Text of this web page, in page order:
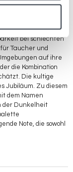
behandelt
bei schlechten
Taucher und
auf ihre
die Kombination
Die kultige
Jubiläum. Zu diesem
dem Namen
der Dunkelheit
Note, die sowohl